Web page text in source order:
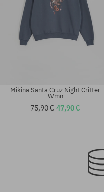
Mikina Santa Cruz Night Critter
Wmn
75,90 €47,90 €